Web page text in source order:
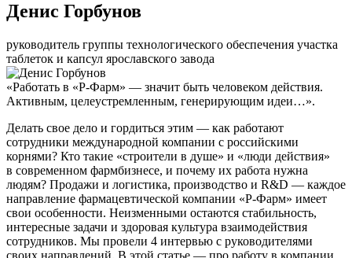
Денис Горбунов
руководитель группы технологического обеспечения участка
таблеток и капсул ярославского завода
«Работать в «Р-Фарм» — значит быть человеком действия.
Активным, целеустремленным, генерирующим идеи…».
Делать свое дело и гордиться этим — как работают
сотрудники международной компании с российскими
корнями? Кто такие «строители в душе» и «люди действия»
в современном фармбизнесе, и почему их работа нужна
людям? Продажи и логистика, производство и R&D — каждое
направление фармацевтической компании «Р-Фарм» имеет
свои особенности. Неизменными остаются стабильность,
интересные задачи и здоровая культура взаимодействия
сотрудников. Мы провели 4 интервью с руководителями
своих направлений. В этой статье — про работу в компании